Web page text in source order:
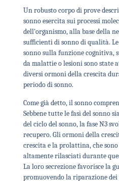
Un robusto corpo di prove
sonno esercita sui processi
dell'organismo, alla base della
sufficienti di sonno di qualità.
sonno sulla funzione cognitiva,
da malattie o lesioni sono state
diversi ormoni della crescita
periodo di sonno.
Come già detto, il sonno
Sebbene tutte le fasi del sonno
del ciclo del sonno, la fase N3
recupero. Gli ormoni della
crescita e la prolattina, che
altamente rilasciati durante
La loro secrezione favorisce la
promuovendo la riparazione